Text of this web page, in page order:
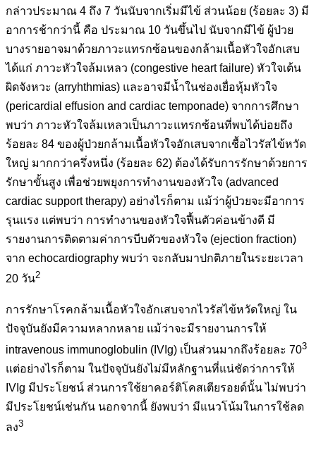
กล่าวประมาณ 4 ถึง 7 วันนับจากเริ่มมีไข้ ส่วนน้อย (ร้อยละ 3) มี
อาการช้ากว่านี้ คือ ประมาณ 10 วันขึ้นไป นับจากมีไข้ ผู้ป่วย
บางรายอาจมาด้วยภาวะแทรกซ้อนของกล้ามเนื้อหัวใจอักเสบ
ได้แก่ ภาวะหัวใจล้มเหลว (congestive heart failure) หัวใจเต้น
ผิดจังหวะ (arryhthmias) และอาจมีน้ำในช่องเยื่อหุ้มหัวใจ
(pericardial effusion and cardiac temponade) จากการศึกษา
พบว่า ภาวะหัวใจล้มเหลวเป็นภาวะแทรกซ้อนที่พบได้บ่อยถึง
ร้อยละ 84 ของผู้ป่วยกล้ามเนื้อหัวใจอักเสบจากเชื้อไวรัสไข้หวัด
ใหญ่ มากกว่าครึ่งหนึ่ง (ร้อยละ 62) ต้องได้รับการรักษาด้วยการ
รักษาขั้นสูง เพื่อช่วยพยุงการทำงานของหัวใจ (advanced
cardiac support therapy) อย่างไรก็ตาม แม้ว่าผู้ป่วยจะมีอาการ
รุนแรง แต่พบว่า การทำงานของหัวใจฟื้นตัวค่อนข้างดี มี
รายงานการติดตามค่าการบีบตัวของหัวใจ (ejection fraction)
จาก echocardiography พบว่า จะกลับมาปกติภายในระยะเวลา
20 วัน2
การรักษาโรคกล้ามเนื้อหัวใจอักเสบจากไวรัสไข้หวัดใหญ่ ใน
ปัจจุบันยังมีความหลากหลาย แม้ว่าจะมีรายงานการให้
intravenous immunoglobulin (IVIg) เป็นส่วนมากถึงร้อยละ 703
แต่อย่างไรก็ตาม ในปัจจุบันยังไม่มีหลักฐานที่แน่ชัดว่าการให้
IVIg มีประโยชน์ ส่วนการใช้ยาคอร์ติโคสเตียรอยด์นั้น ไม่พบว่า
มีประโยชน์เช่นกัน นอกจากนี้ ยังพบว่า มีแนวโน้มในการใช้ลด
ลง3